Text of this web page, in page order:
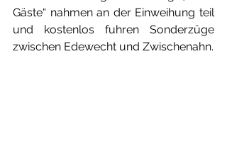
Gäste“ nahmen an der Einweihung teil
und kostenlos fuhren Sonderzüge
zwischen Edewecht und Zwischenahn.